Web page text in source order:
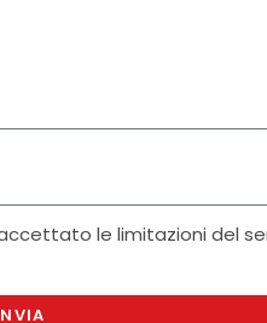
le limitazioni del